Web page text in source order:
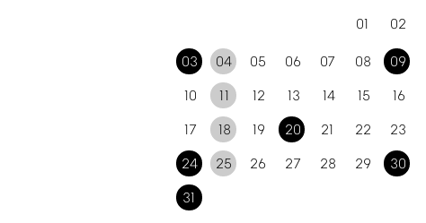
01 02
03 04 05 06 07 08 09
10 11 12 13 14 15 16
17 18 19 20 21 22 23
24 25 26 27 28 29 30
31